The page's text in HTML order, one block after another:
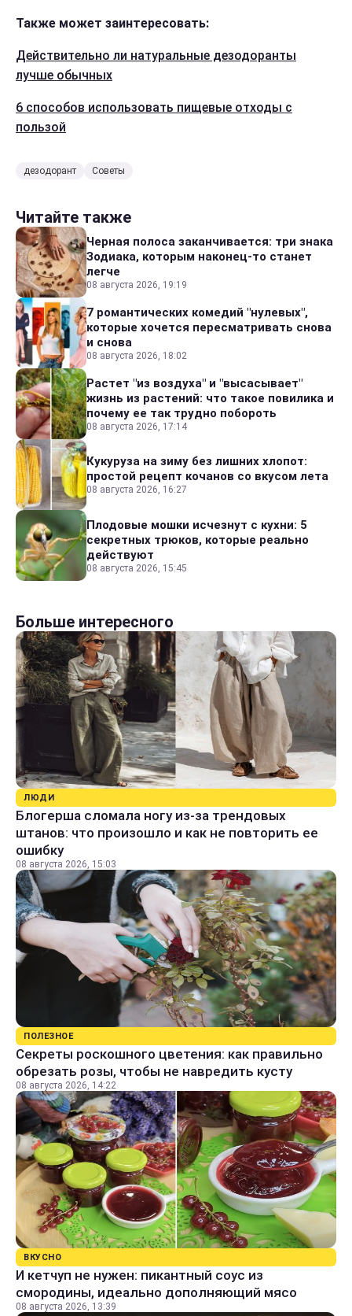
Также может заинтересовать:
Действительно ли натуральные дезодоранты
лучше обычных
6 способов использовать пищевые отходы с
пользой
дезодорант Советы
Читайте также
Черная полоса заканчивается: три знака
Зодиака, которым наконец-то станет
легче
08 августа 2026, 19:19
7 романтических комедий "нулевых",
которые хочется пересматривать снова
и снова
08 августа 2026, 18:02
Растет "из воздуха" и "высасывает"
жизнь из растений: что такое повилика и
почему ее так трудно побороть
08 августа 2026, 17:14
Кукуруза на зиму без лишних хлопот:
простой рецепт кочанов со вкусом лета
08 августа 2026, 16:27
Плодовые мошки исчезнут с кухни: 5
секретных трюков, которые реально
действуют
08 августа 2026, 15:45
Больше интересного
ЛЮДИ
Блогерша сломала ногу из-за трендовых
штанов: что произошло и как не повторить ее
ошибку
08 августа 2026, 15:03
ПОЛЕЗНОЕ
Секреты роскошного цветения: как правильно
обрезать розы, чтобы не навредить кусту
08 августа 2026, 14:22
ВКУСНО
И кетчуп не нужен: пикантный соус из
смородины, идеально дополняющий мясо
08 августа 2026, 13:39